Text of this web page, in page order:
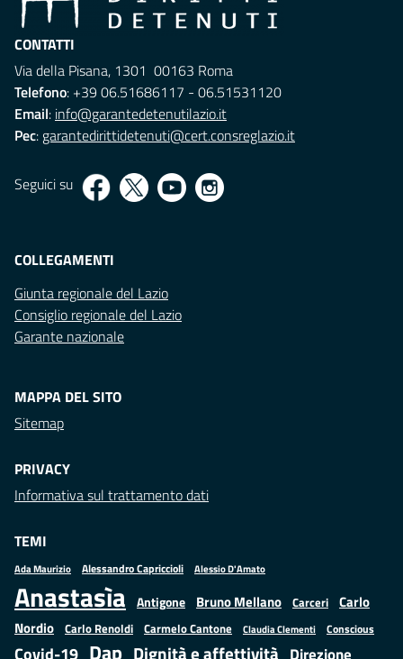
CONTATTI
Via della Pisana, 1301 00163 Roma
Telefono: +39 06.51686117 - 06.51531120
Email: info@garantedetenutilazio.it
Pec: garantedirittidetenuti@cert.consreglazio.it
Seguici su
COLLEGAMENTI
Giunta regionale del Lazio
Consiglio regionale del Lazio
Garante nazionale
MAPPA DEL SITO
Sitemap
PRIVACY
Informativa sul trattamento dati
TEMI
Ada Maurizio Alessandro Capriccioli Alessio D'Amato
Anastasìa Antigone Bruno Mellano Carceri
Carlo
Nordio Carlo Renoldi Carmelo Cantone Claudia Clementi Conscious
Dap Dignità e affettività